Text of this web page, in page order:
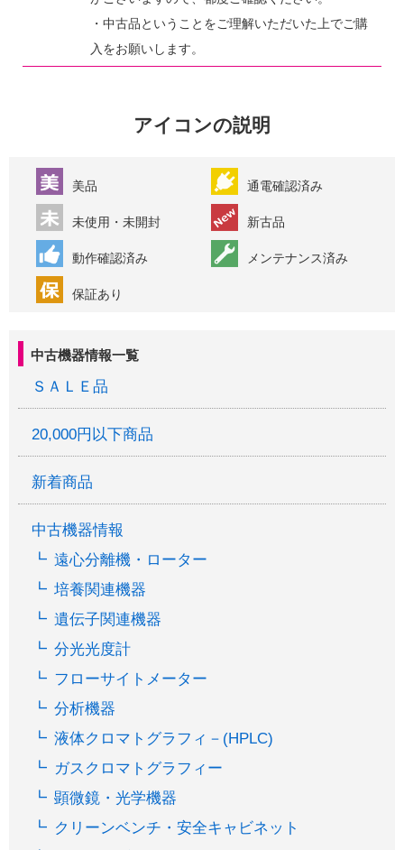
中古機器情報一覧
ＳＡＬＥ品
20,000円以下商品
新着商品
中古機器情報
遠心分離機・ローター
培養関連機器
遺伝子関連機器
分光光度計
フローサイトメーター
分析機器
液体クロマトグラフィ－(HPLC)
ガスクロマトグラフィー
顕微鏡・光学機器
クリーンベンチ・安全キャビネット
・中古品ということをご理解いただいた上でご購
入をお願いします。
アイコンの説明
美品 通電確認済み
未使用・未開封 新古品
動作確認済み メンテナンス済み
保証あり